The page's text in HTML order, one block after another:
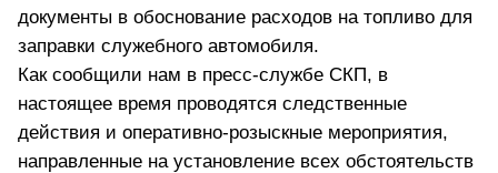
документы в обоснование расходов на топливо для
заправки служебного автомобиля.
Как сообщили нам в пресс-службе СКП, в
настоящее время проводятся следственные
действия и оперативно-розыскные мероприятия,
направленные на установление всех обстоятельств